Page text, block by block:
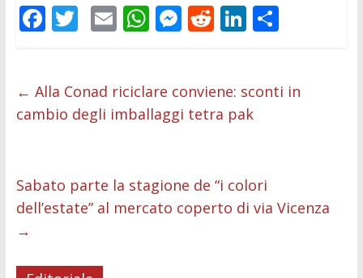
F
b
o
k
T
er
E
l
W
s
A
p
M
e
n
er
R
di
t
Li
e
dI
C
di
← Alla Conad riciclare conviene: sconti in
cambio degli imballaggi tetra pak
Sabato parte la stagione de “i colori
dell’estate” al mercato coperto di via Vicenza
→